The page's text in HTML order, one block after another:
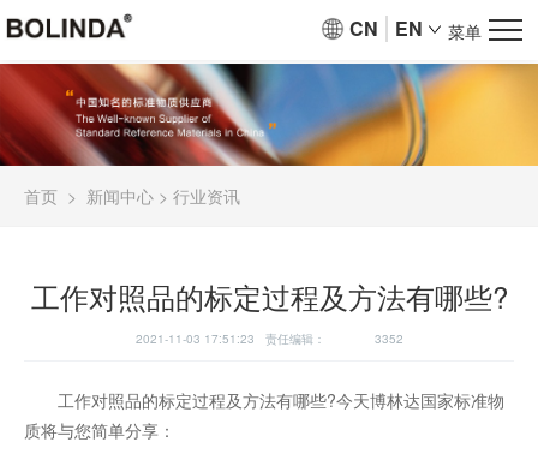
CN EN 菜单
首页 > 新闻中心 > 行业资讯
工作对照品的标定过程及方法有哪些?
2021-11-03 17:51:23 责任编辑： 3352
工作对照品的标定过程及方法有哪些?今天博林达国家标准物
质将与您简单分享：